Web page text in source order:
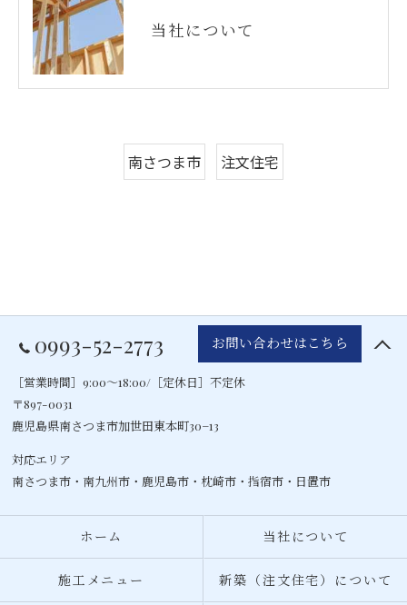
当社について
南さつま市 注文住宅
0993-52-2773 お問い合わせはこちら
［営業時間］9:00～18:00/［定休日］不定休
〒897-0031
鹿児島県南さつま市加世田東本町30−13
対応エリア
南さつま市・ 南九州市 ・ 鹿児島市 ・ 枕崎市 ・指宿市・日置市
ホーム 当社について
施工メニュー 新築（注文住宅）について